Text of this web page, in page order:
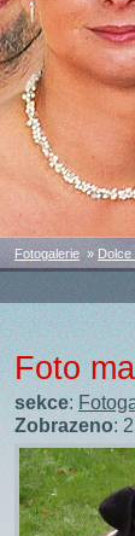
Fotogalerie » Dolce
Foto
sekce:
Zobrazeno: